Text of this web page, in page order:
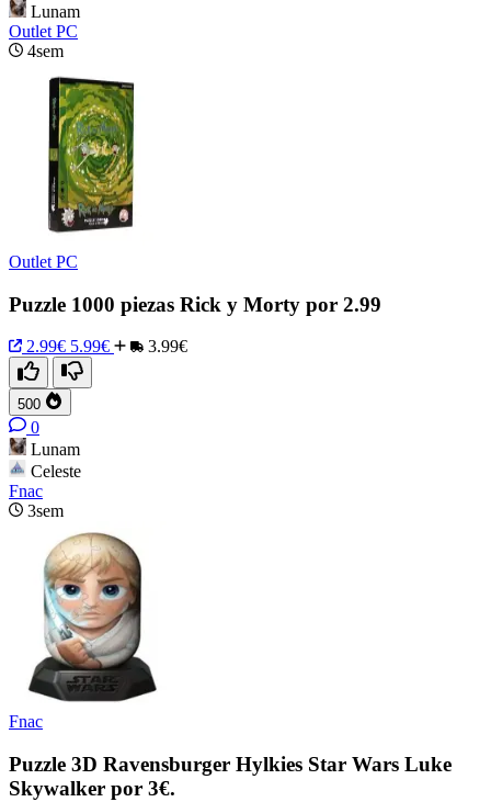
Lunam
Outlet PC
4sem
Outlet PC
Puzzle 1000 piezas Rick y Morty por 2.99
2.99€ 5.99€ 3.99€
500
0
Lunam
Celeste
Fnac
3sem
Fnac
Puzzle 3D Ravensburger Hylkies Star Wars Luke
Skywalker por 3€.